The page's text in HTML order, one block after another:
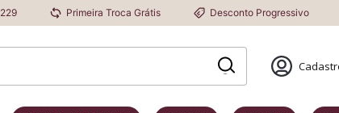
Primeira Troca Grátis Desconto Progressivo